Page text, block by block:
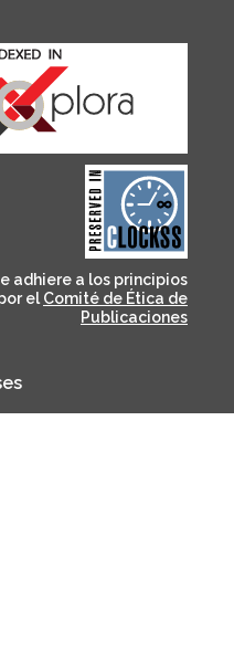
CLOCKSS is a dak archive
that ensures the long-
term survival of web-
based scholary
publications, governed by
and for its stakeholders.
adhiere a los principios
el Comité de Ética de
Publicaciones